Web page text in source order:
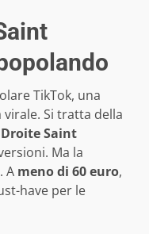
TikTok, una
Si tratta della
Saint
Ma la
A meno di 60 euro,
have per le